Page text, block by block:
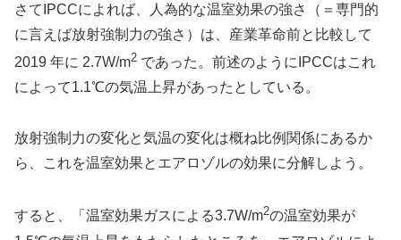
さてIPCCによれば、人為的な温室効果の強さ（＝専門的
に言えば放射強制力の強さ）は、産業革命前と比較して
2019 年に 2.7W/m2 であった。前述のようにIPCCはこれ
によって1.1℃の気温上昇があったとしている。
放射強制力の変化と気温の変化は概ね比例関係にあるか
ら、これを温室効果とエアロゾルの効果に分解しよう。
すると、「温室効果ガスによる3.7W/m2の温室効果が